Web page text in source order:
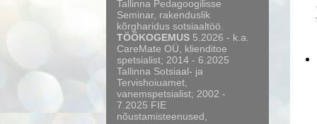
Tallinna Pedagoogilisse
Seminar, rakenduslik
kõrgharidus sotsiaaltöö.
TÖÖKOGEMUS 5.2026 - k.a.
CareMate OÜ, klienditoe
spetsialist; 2014 - 6.2025
Tallinna Sotsiaal- ja
Tervishoiuamet,
vanemspetsialist; 2002 -
7.2025 FIE
nõustamisteenused,